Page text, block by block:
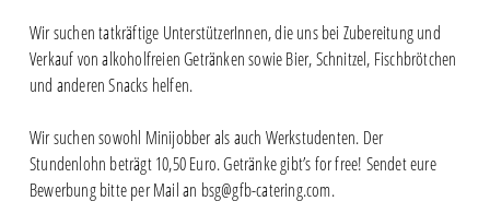
Wir suchen tatkräftige UnterstützerInnen, die uns bei Zubereitung und
Verkauf von alkoholfreien Getränken sowie Bier, Schnitzel, Fischbrötchen
und anderen Snacks helfen.
Wir suchen sowohl Minijobber als auch Werkstudenten. Der
Stundenlohn beträgt 10,50 Euro. Getränke gibt’s for free! Sendet eure
Bewerbung bitte per Mail an bsg@gfb-catering.com.